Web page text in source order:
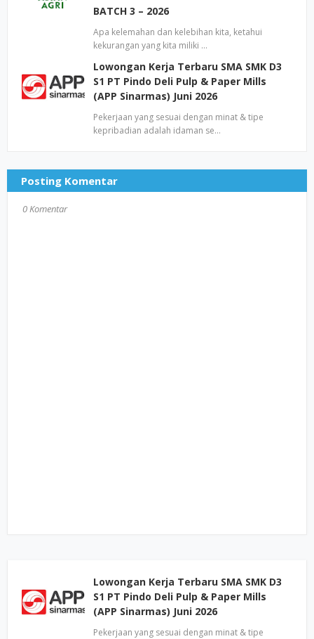
BATCH 3 – 2026
Apa kelemahan dan kelebihan kita, ketahui
kekurangan yang kita miliki …
Lowongan Kerja Terbaru SMA SMK D3
S1 PT Pindo Deli Pulp & Paper Mills
(APP Sinarmas) Juni 2026
Pekerjaan yang sesuai dengan minat & tipe
kepribadian adalah idaman se…
Posting Komentar
0 Komentar
Lowongan Kerja Terbaru SMA SMK D3
S1 PT Pindo Deli Pulp & Paper Mills
(APP Sinarmas) Juni 2026
Pekerjaan yang sesuai dengan minat & tipe